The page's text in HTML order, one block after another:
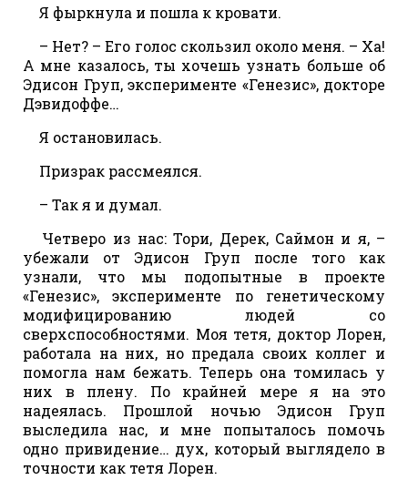
Я фыркнула и пошла к кровати.
– Нет? – Его голос скользил около меня. – Ха!
А мне казалось, ты хочешь узнать больше об
Эдисон Груп, эксперименте «Генезис», докторе
Дэвидоффе…
Я остановилась.
Призрак рассмеялся.
– Так я и думал.
Четверо из нас: Тори, Дерек, Саймон и я, –
убежали от Эдисон Груп после того как
узнали, что мы подопытные в проекте
«Генезис», эксперименте по генетическому
модифицированию людей со
сверхспособностями. Моя тетя, доктор Лорен,
работала на них, но предала своих коллег и
помогла нам бежать. Теперь она томилась у
них в плену. По крайней мере я на это
надеялась. Прошлой ночью Эдисон Груп
выследила нас, и мне попыталось помочь
одно привидение… дух, который выглядело в
точности как тетя Лорен.